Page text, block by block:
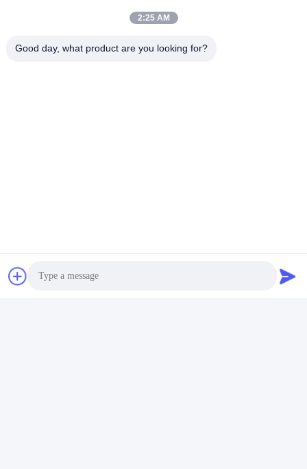
2:25 AM
Good day, what product are you looking for?